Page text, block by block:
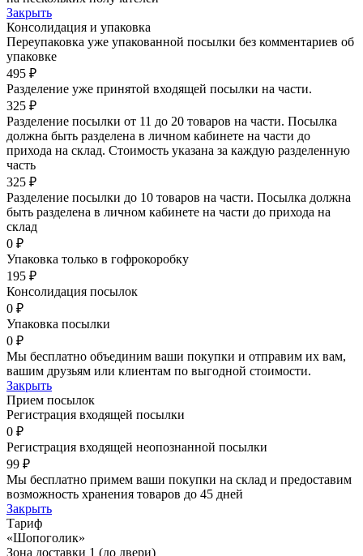
Закрыть
Консолидация и упаковка
Переупаковка уже упакованной посылки без комментариев об
упаковке
495 ₽
Разделение уже принятой входящей посылки на части.
325 ₽
Разделение посылки от 11 до 20 товаров на части. Посылка
должна быть разделена в личном кабинете на части до
прихода на склад. Стоимость указана за каждую разделенную
часть
325 ₽
Разделение посылки до 10 товаров на части. Посылка должна
быть разделена в личном кабинете на части до прихода на
склад
0 ₽
Упаковка только в гофрокоробку
195 ₽
Консолидация посылок
0 ₽
Упаковка посылки
0 ₽
Мы бесплатно объединим ваши покупки и отправим их вам,
вашим друзьям или клиентам по выгодной стоимости.
Закрыть
Прием посылок
Регистрация входящей посылки
0 ₽
Регистрация входящей неопознанной посылки
99 ₽
Мы бесплатно примем ваши покупки на склад и предоставим
возможность хранения товаров до 45 дней
Закрыть
Тариф
«Шопоголик»
Зона доставки 1 (до двери)